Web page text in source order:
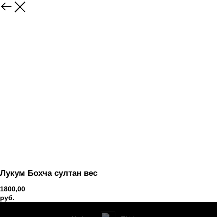
Вернуться
Лукум Бохча султан вес
1800,00
руб.